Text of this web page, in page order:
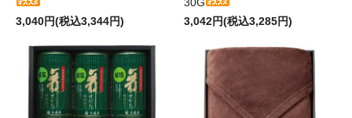
3,040円(税込3,344円)
3,042円(税込3,285円)